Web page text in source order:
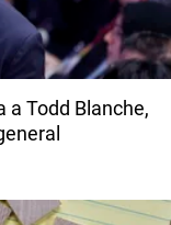
a Todd Blanche,